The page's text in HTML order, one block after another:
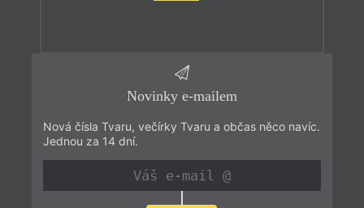
Novinky e-mailem
Nová čísla Tvaru, večírky Tvaru a občas něco navíc.
Jednou za 14 dní.